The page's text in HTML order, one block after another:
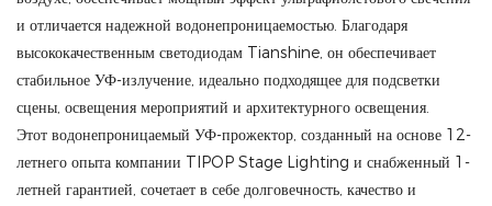
и отличается надежной водонепроницаемостью. Благодаря
высококачественным светодиодам Tianshine, он обеспечивает
стабильное УФ-излучение, идеально подходящее для подсветки
сцены, освещения мероприятий и архитектурного освещения.
Этот водонепроницаемый УФ-прожектор, созданный на основе 12-
летнего опыта компании TIPOP Stage Lighting и снабженный 1-
летней гарантией, сочетает в себе долговечность, качество и